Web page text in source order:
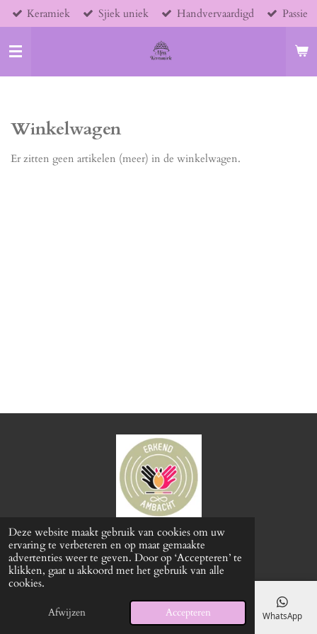
Deze website maakt gebruik van cookies om uw
ervaring te verbeteren en op maat gemaakte
advertenties weer te geven. Door op ‘Accepteren’ te
klikken, gaat u akkoord met het gebruik van alle
cookies.
Afwijzen Accepteren
Ga
direct
naar
de
hoofdinhoud
Keramiek Sjiek uniek Handvervaardigd Passie
Winkelwagen
Er zitten geen artikelen (meer) in de winkelwagen.
© 2024 - 2026 Miss Keramiek
Powered byJouwWeb
E-mailadres Telefoonnummer Kaart WhatsApp